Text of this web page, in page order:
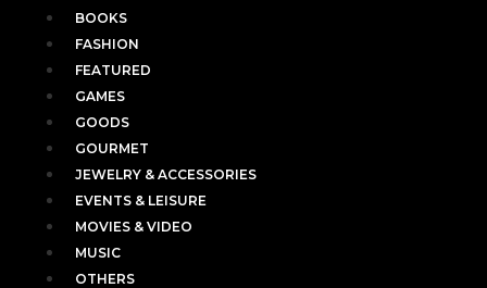
BOOKS
FASHION
FEATURED
GAMES
GOODS
GOURMET
JEWELRY & ACCESSORIES
EVENTS & LEISURE
MOVIES & VIDEO
MUSIC
OTHERS